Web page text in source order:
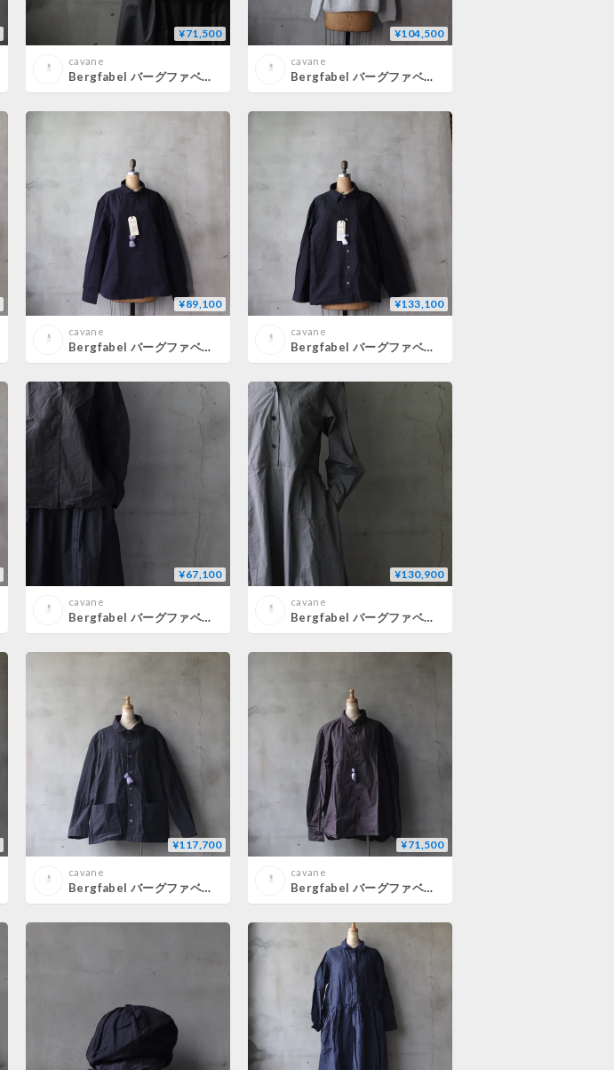
¥71,500
cavane
Bergfabel バーグファベル / Giletジレ / BFUW51/W03
¥104,500
cavane
Bergfabel バーグファベル / Pulli Overプルオーバー / BFUW15/W06
¥89,100
cavane
Bergfabel バーグファベル / Udo Shirtシャツ/ BFMSH218/K130
¥133,100
cavane
Bergfabel バーグファベル / Hugo Shirt JKジャケット/ BFMSH201/362
¥67,100
cavane
Bergfabel バーグファベル / Jenny Shirtブラウス / BFWSH191/K120
¥130,900
cavane
Bergfabel バーグファベル / Letty dressワンピース/ BFWSK210/K126
¥117,700
cavane
Bergfabel バーグファベル / Hugo Shirtシャツ/ BFMSH201/362
¥71,500
cavane
Bergfabel バーグファベル / Farmer Shirtシャツ/ BFMSH40/K108